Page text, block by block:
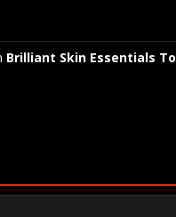
Brilliant Skin Essentials